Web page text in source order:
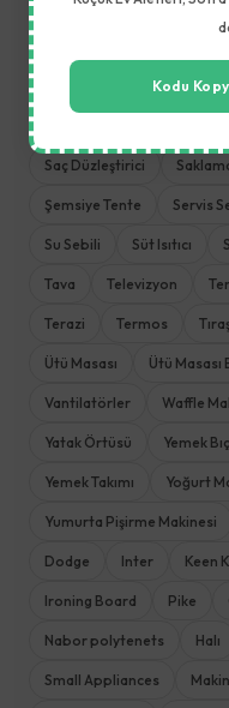
Mikrodalga Fırın Mikser
Saç Düzleştirici
Şemsiye Tente Servis
Su Sebili Süt Isıtıcı
Tava Televizyon
Terazi Termos
Ütü Masası Ütü Masası
Vantilatörler Waffle
Yatak Örtüsü Yemek
Yemek Takımı Yoğurt
Yumurta Pişirme Makinesi
Dodge Inter Keen
Ironing Board Pike
Nabor polytenets Halı
Small Appliances
Kodu